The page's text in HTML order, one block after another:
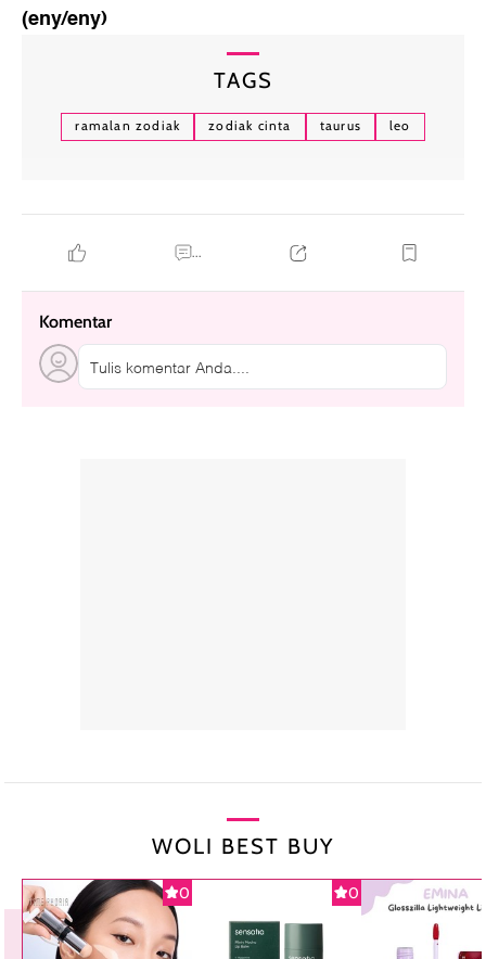
(eny/eny)
TAGS
ramalan zodiak zodiak cinta taurus leo
...
Komentar
Tulis komentar Anda....
WOLI BEST BUY
0 0